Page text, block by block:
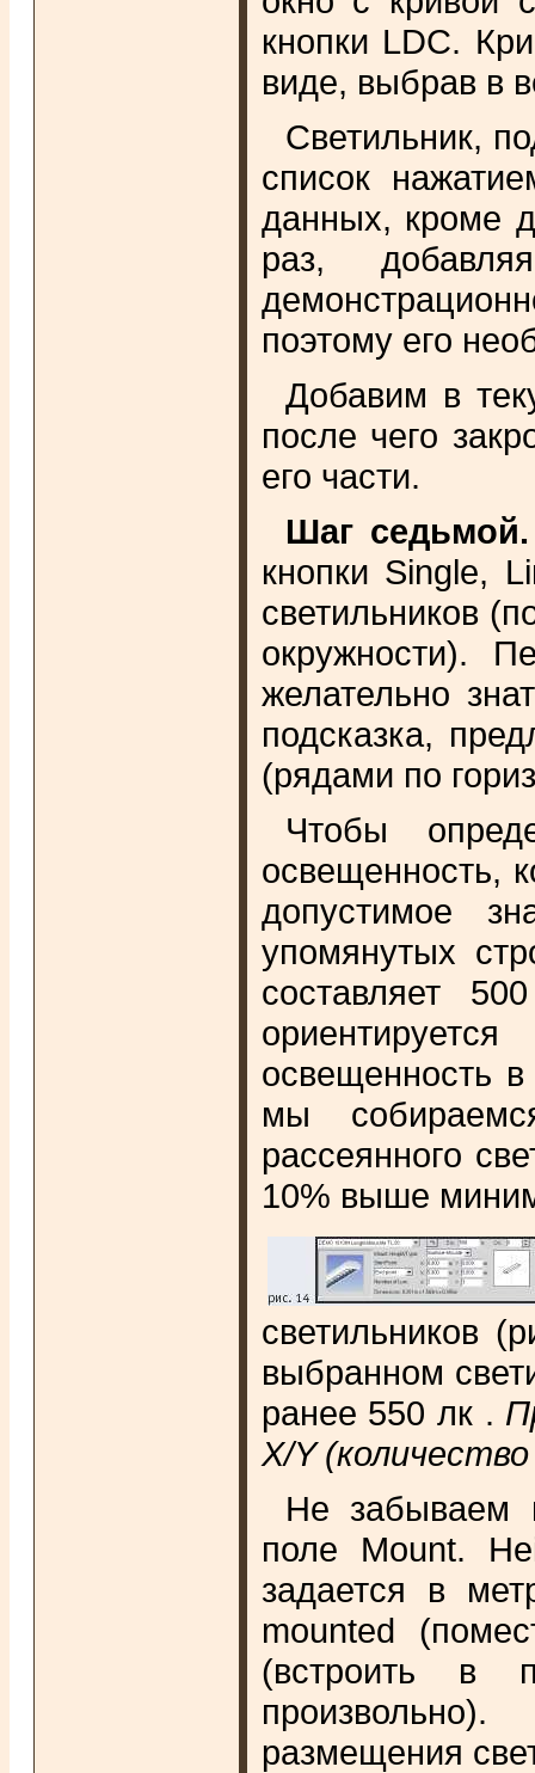
кнопки LDC.
виде, выбрав в
Светильник,
список
данных, кроме
раз,
поэтому его
Добавим в
после чего
его части.
Шаг седьмой.
кнопки Single,
светильников
окружности).
желательно
подсказка,
(рядами по
Чтобы
освещенность,
допустимое
упомянутых
составляет
освещенность
мы
рассеянного
10% выше
светильников
выбранном
ранее 550 лк .
X/Y
Не забываем
поле Mount.
задается в
mounted
(встроить в
размещения